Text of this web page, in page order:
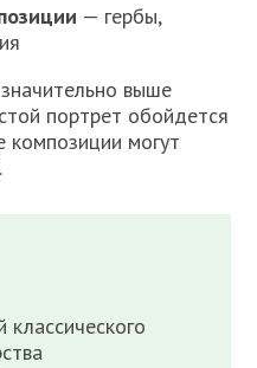
— гербы,
выше
портрет обойдется
могут